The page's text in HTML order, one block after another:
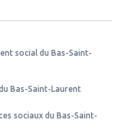
social du Bas-Saint-
Bas-Saint-Laurent
sociaux du Bas-Saint-